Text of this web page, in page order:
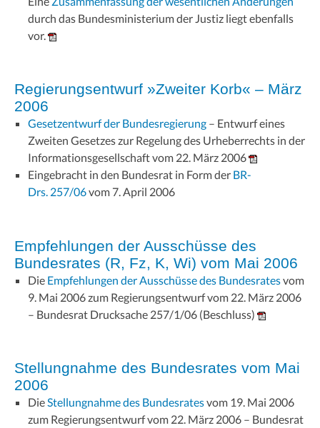
durch das Bundesministerium der Justiz liegt ebenfalls
vor.
Regierungsentwurf »Zweiter Korb« – März
2006
Gesetzentwurf der Bundesregierung – Entwurf eines
Zweiten Gesetzes zur Regelung des Urheberrechts in der
Informationsgesellschaft vom 22. März 2006
Eingebracht in den Bundesrat in Form der BR-
Drs. 257/06vom 7. April 2006
Empfehlungen der Ausschüsse des
Bundesrates (R, Fz, K, Wi) vom Mai 2006
Die Empfehlungen der Ausschüsse des Bundesratesvom
9. Mai 2006 zum Regierungsentwurf vom 22. März 2006
– Bundesrat Drucksache 257/1/06 (Beschluss)
Stellungnahme des Bundesrates vom Mai
2006
DieStellungnahme des Bundesratesvom 19. Mai 2006
zum Regierungsentwurf vom 22. März 2006 – Bundesrat